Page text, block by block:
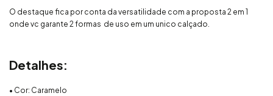
O destaque fica por conta da versatilidade com a proposta 2 em 1
onde vc garante 2 formas de uso em um unico calçado.
Detalhes:
• Cor: Caramelo